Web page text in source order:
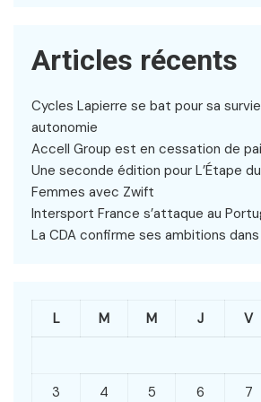
Articles récents
Cycles Lapierre se bat pour sa
autonomie
Accell Group est en cessation de
Une seconde édition pour L’Étape
Femmes avec Zwift
Intersport France s’attaque au
La CDA confirme ses ambitions
L M M J V
3 4 5 6 7